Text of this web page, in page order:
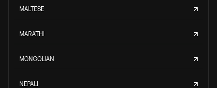
MALTESE
MARATHI
MONGOLIAN
NEPALI